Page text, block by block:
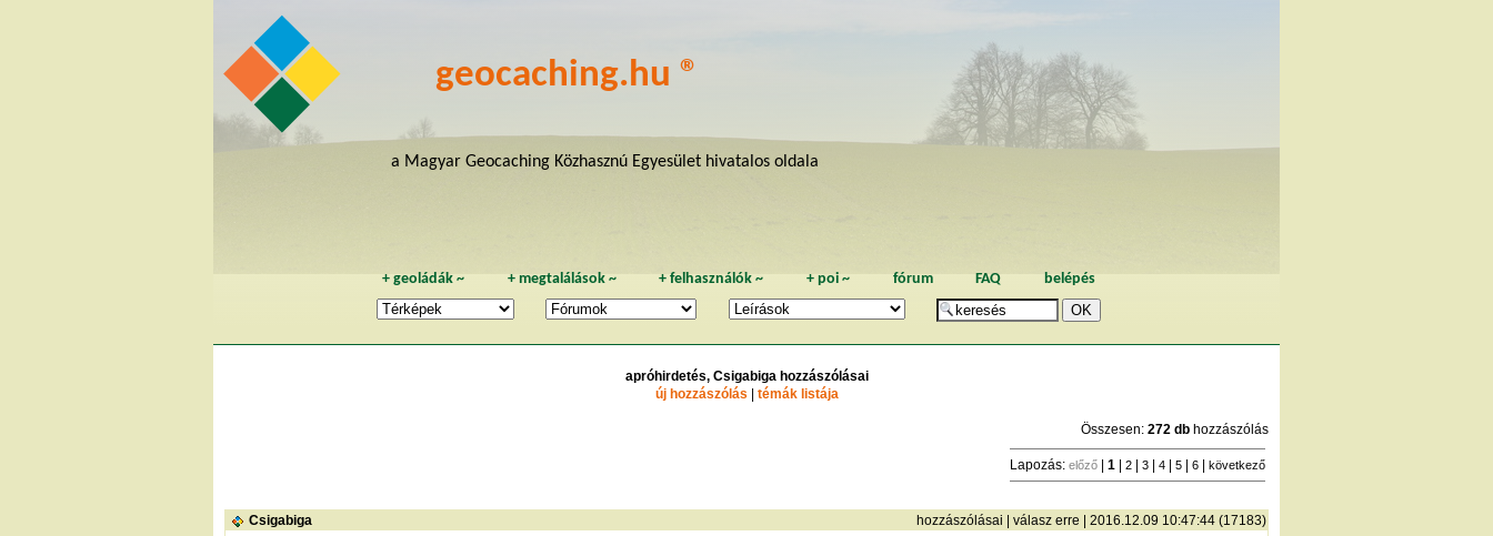
geocaching.hu ®
a Magyar Geocaching Közhasznú Egyesület hivatalos oldala
+geoládák ~ + megtalálások~ +felhasználók ~ + poi~ fórum FAQ belépés
apróhirdetés, Csigabiga hozzászólásai
új hozzászólás
témák listája
Összesen: 272 db hozzászólás
Lapozás: előző 1 2 3 4 5 6 következő
Csigabiga hozzászólásai válasz erre | 2016.12.09 10:47:44 (17183)